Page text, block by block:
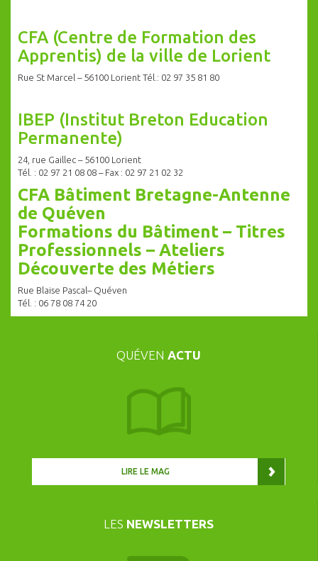
CFA (Centre de Formation des
Apprentis) de la ville de Lorient
Rue St Marcel – 56100 Lorient Tél.: 02 97 35 81 80
IBEP (Institut Breton Education
Permanente)
24, rue Gaillec – 56100 Lorient
Tél. : 02 97 21 08 08 – Fax : 02 97 21 02 32
CFA Bâtiment Bretagne-Antenne
de Quéven
Formations du Bâtiment – Titres
Professionnels – Ateliers
Découverte des Métiers
Rue Blaise Pascal– Quéven
Tél. : 06 78 08 74 20
QUÉVEN ACTU
LIRE LE MAG
LES NEWSLETTERS